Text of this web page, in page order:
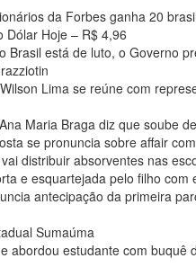
da Forbes ganha 20
Dólar Hoje – R$ 4,96
Brasil está de luto, o Governo
Lima se reúne com
Maria Braga diz que soube
se pronuncia sobre affair
distribuir absorventes nas
e esquartejada pelo filho com
antecipação da primeira
Sumaúma
abordou estudante com buquê